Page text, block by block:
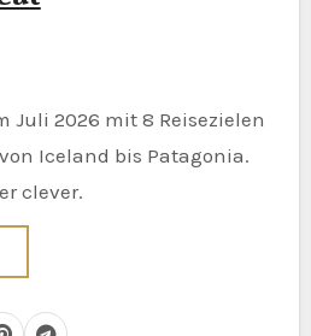
Iceland bis Patagonia.
clever.